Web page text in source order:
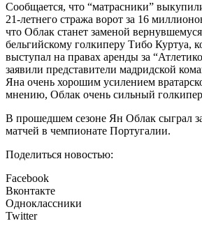
Сообщается, что “матрасники”
21-летнего стража ворот за 16
что Облак станет заменой
бельгийскому голкиперу Тибо Куртуа,
выступал на правах аренды за
заявили представители мадридской
Яна очень хорошим усилением
мнению, Облак очень сильный
В прошедшем сезоне Ян Облак сыграл
матчей в чемпионате Португалии.
Поделиться новостью:
Facebook
Вконтакте
Одноклассники
Twitter